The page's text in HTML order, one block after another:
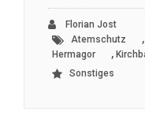
Florian Jost
Atemschutz
,
Hermagor ,
Sonstiges